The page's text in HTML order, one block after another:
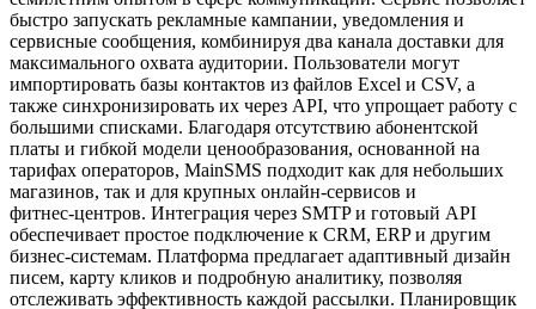
быстро запускать рекламные кампании, уведомления и
сервисные сообщения, комбинируя два канала доставки для
максимального охвата аудитории. Пользователи могут
импортировать базы контактов из файлов Excel и CSV, а
также синхронизировать их через API, что упрощает работу с
большими списками. Благодаря отсутствию абонентской
платы и гибкой модели ценообразования, основанной на
тарифах операторов, MainSMS подходит как для небольших
магазинов, так и для крупных онлайн‑сервисов и
фитнес‑центров. Интеграция через SMTP и готовый API
обеспечивает простое подключение к CRM, ERP и другим
бизнес‑системам. Платформа предлагает адаптивный дизайн
писем, карту кликов и подробную аналитику, позволяя
отслеживать эффективность каждой рассылки. Планировщик